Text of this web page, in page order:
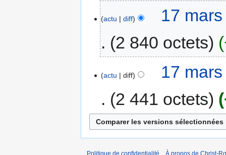
actu diff
17
2 840 octets
actu diff
17
2 441 octets
Politique de confidentialité À propos de Christ-